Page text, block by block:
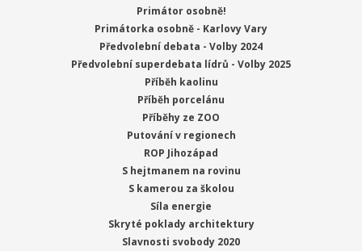
Primátor osobně!
Primátorka osobně - Karlovy Vary
Předvolební debata - Volby 2024
Předvolební superdebata lídrů - Volby 2025
Příběh kaolinu
Příběh porcelánu
Příběhy ze ZOO
Putování v regionech
ROP Jihozápad
S hejtmanem na rovinu
S kamerou za školou
Síla energie
Skryté poklady architektury
Slavnosti svobody 2020